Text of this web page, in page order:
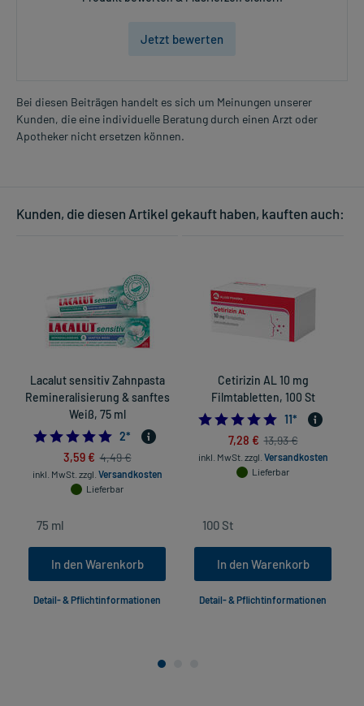
Jetzt bewerten
Bei diesen Beiträgen handelt es sich um Meinungen unserer
Kunden, die eine individuelle Beratung durch einen Arzt oder
Apotheker nicht ersetzen können.
Kunden, die diesen Artikel gekauft haben, kauften auch:
Lacalut sensitiv Zahnpasta
Remineralisierung & sanftes
Weiß, 75 ml
5.0
2*
3,59 € 4,49 €
inkl. MwSt. zzgl. Versandkosten
Lieferbar
In den Warenkorb
Detail- & Pflichtinformationen
Cetirizin AL 10 mg
Filmtabletten, 100 St
11*
7,28 € 13,93 €
inkl. MwSt. zzgl. Versandkosten
Lieferbar
In den Warenkorb
Detail- & Pflichtinformationen